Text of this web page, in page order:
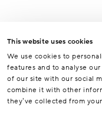
This website uses cookies
We use cookies to
features and to analyse
of our site with our social
combine it with other
they’ve collected from